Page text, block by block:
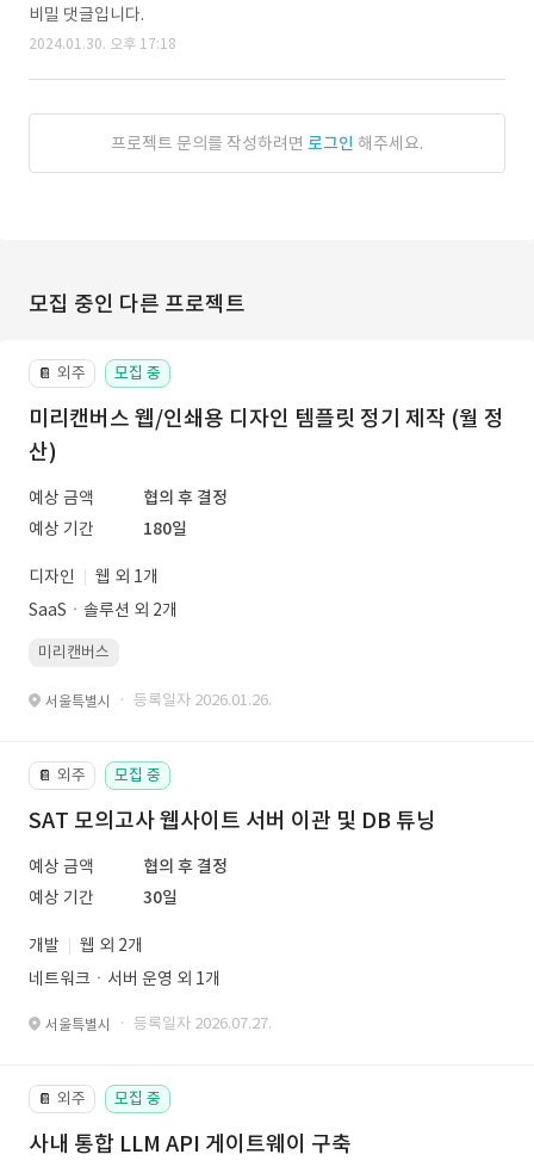
비밀 댓글입니다.
2024.01.30. 오후 17:18
프로젝트 문의를 작성하려면 로그인 해주세요.
모집 중인 다른 프로젝트
📔 외주 모집 중
미리캔버스 웹/인쇄용 디자인 템플릿 정기 제작 (월 정
산)
예상 금액
협의 후 결정
예상 기간
180일
디자인
웹 외 1개
SaaSㆍ솔루션 외 2개
미리캔버스
서울특별시 · 등록일자 2026.01.26.
📔 외주 모집 중
SAT 모의고사 웹사이트 서버 이관 및 DB 튜닝
예상 금액
협의 후 결정
예상 기간
30일
개발
웹 외 2개
네트워크ㆍ서버 운영 외 1개
서울특별시 · 등록일자 2026.07.27.
📔 외주 모집 중
사내 통합 LLM API 게이트웨이 구축